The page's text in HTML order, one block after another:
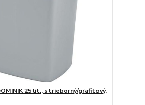
25 lit., strieborný/grafitový,